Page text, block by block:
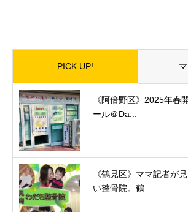
PICK UP!
《阿倍野区》2025年春
ール＠Da...
《鶴見区》ママ記者が
い整骨院。鶴...